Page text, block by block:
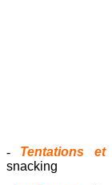
- Tentations et
snacking